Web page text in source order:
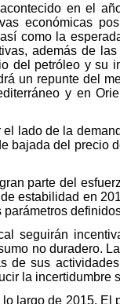
en el
económicas
como la
además de
del petróleo y su
un repunte del
y en
lado de la
bajada del precio
parte del
estabilidad en
seguirán
no duradero.
de sus
la incertidumbre
largo de 2015. El